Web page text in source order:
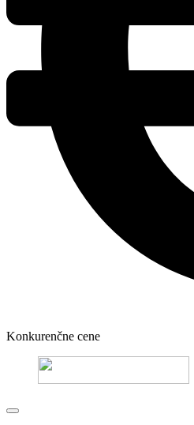
Konkurenčne cene